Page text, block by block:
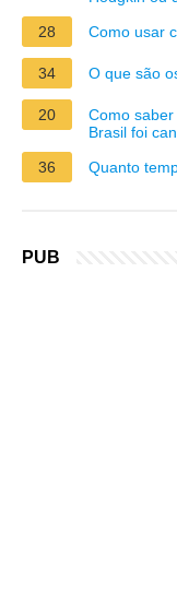
28
Como usar
34 O que são
20
Como
Brasil foi
36
Quanto
PUB